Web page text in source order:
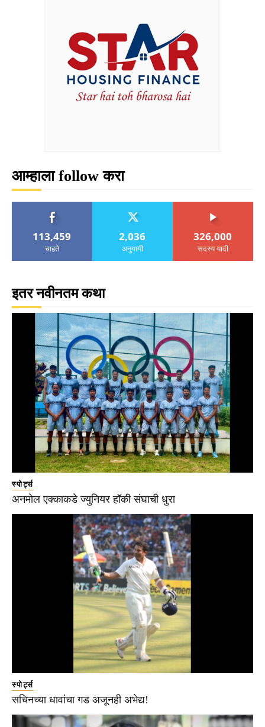
आम्हाला follow करा
113,459
चाहते
2,036
अनुयायी
326,000
सदस्य यादी
इतर नवीनतम कथा
स्पोर्ट्स
अनमोल एक्काकडे ज्युनियर हॉकी संघाची धुरा
स्पोर्ट्स
सचिनच्या धावांचा गड अजूनही अभेद्य!